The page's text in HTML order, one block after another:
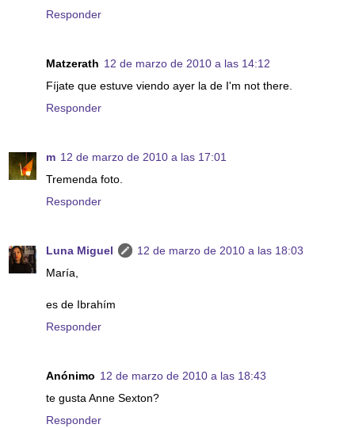
Responder
Matzerath 12 de marzo de 2010 a las 14:12
Fíjate que estuve viendo ayer la de I'm not there.
Responder
m 12 de marzo de 2010 a las 17:01
Tremenda foto.
Responder
Luna Miguel
12 de marzo de 2010 a las 18:03
María,
es de Ibrahím
Responder
Anónimo 12 de marzo de 2010 a las 18:43
te gusta Anne Sexton?
Responder